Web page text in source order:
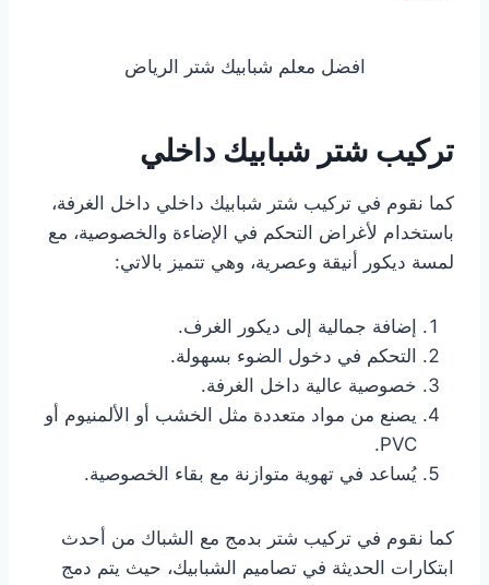
افضل معلم شبابيك شتر الرياض
تركيب شتر شبابيك داخلي
كما نقوم في تركيب شتر شبابيك داخلي داخل الغرفة،
باستخدام لأغراض التحكم في الإضاءة والخصوصية، مع
لمسة ديكور أنيقة وعصرية، وهي تتميز بالاتي:
إضافة جمالية إلى ديكور الغرف.
التحكم في دخول الضوء بسهولة.
خصوصية عالية داخل الغرفة.
يصنع من مواد متعددة مثل الخشب أو الألمنيوم أو
PVC.
يُساعد في تهوية متوازنة مع بقاء الخصوصية.
كما نقوم في تركيب شتر بدمج مع الشباك من أحدث
ابتكارات الحديثة في تصاميم الشبابيك، حيث يتم دمج